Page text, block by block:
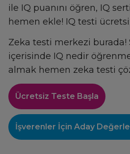
ile IQ puanını öğren, IQ
hemen ekle! IQ testi
Zeka testi merkezi burada!
içerisinde IQ nedir
almak hemen zeka testi
Ücretsiz Teste Başla
İşverenler İçin Aday